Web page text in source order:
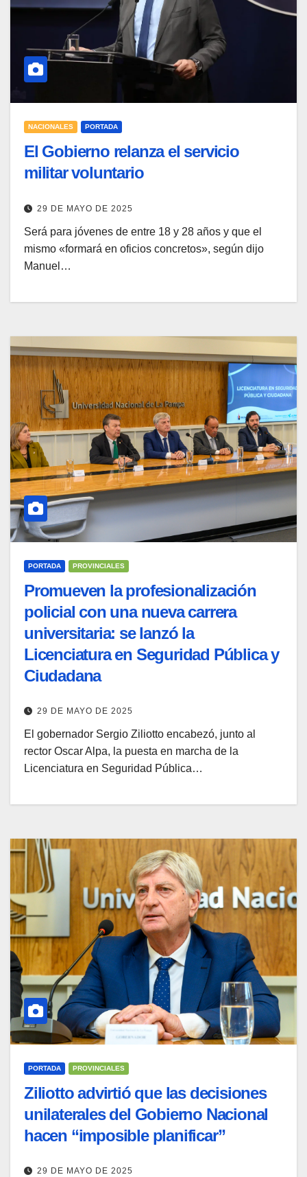
NACIONALES PORTADA
El Gobierno relanza el servicio
militar voluntario
29 DE MAYO DE 2025
Será para jóvenes de entre 18 y 28 años y que el
mismo «formará en oficios concretos», según dijo
Manuel…
PORTADA PROVINCIALES
Promueven la profesionalización
policial con una nueva carrera
universitaria: se lanzó la
Licenciatura en Seguridad Pública y
Ciudadana
29 DE MAYO DE 2025
El gobernador Sergio Ziliotto encabezó, junto al
rector Oscar Alpa, la puesta en marcha de la
Licenciatura en Seguridad Pública…
PORTADA PROVINCIALES
Ziliotto advirtió que las decisiones
unilaterales del Gobierno Nacional
hacen “imposible planificar”
29 DE MAYO DE 2025